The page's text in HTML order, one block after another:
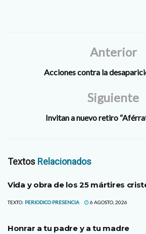
Anterior
Acciones contra la
Siguiente
Invitan a nuevo retiro
Textos Relacionados
Vida y obra de los 25 mártires
TEXTO: PERIODICO PRESENCIA 6 AGOSTO, 2026
Honrar a tu padre y a tu madre